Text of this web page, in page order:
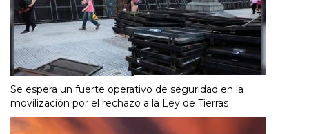
Se espera un fuerte operativo de seguridad en la
movilización por el rechazo a la Ley de Tierras